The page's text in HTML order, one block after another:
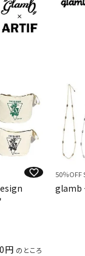
のところ
50％OFF
glamb